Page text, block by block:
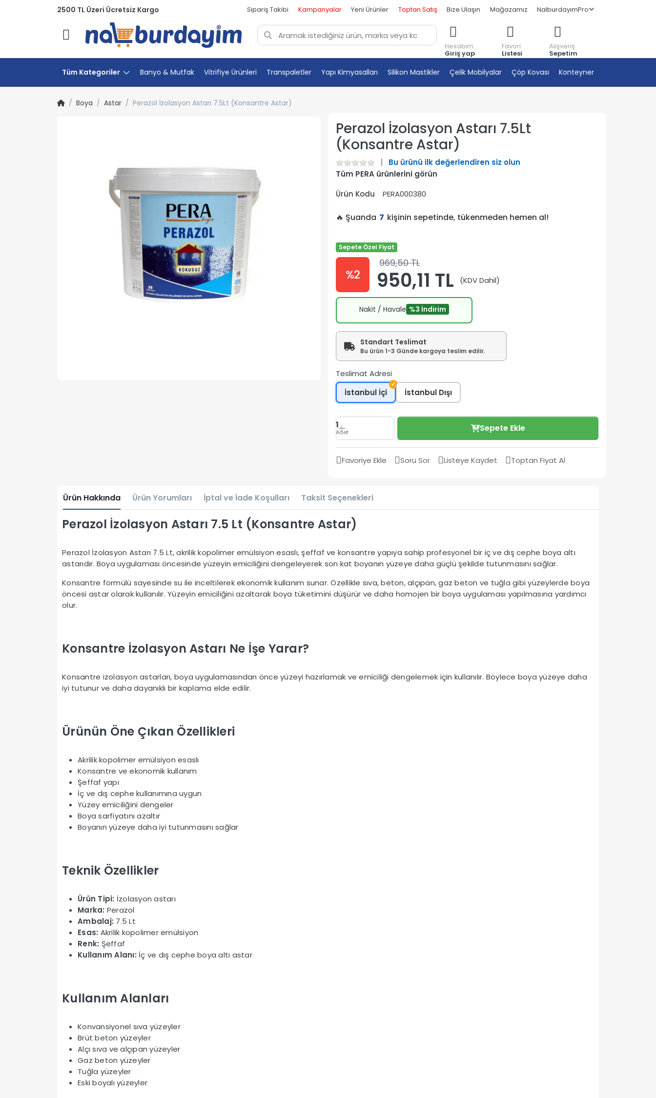
2500 TL Üzeri Ücretsiz Kargo Sipariş Takibi Kampanyalar Yeni Ürünler Toptan Satış Bize Ulaşın Mağazamız NalburdayımPro
Menü
Hesabım
Giriş yap
Favori
Listesi
Alışveriş
Sepetim
Tüm Kategoriler Banyo & Mutfak Vitrifiye Ürünleri Transpaletler Yapı Kimyasalları Silikon Mastikler Çelik Mobilyalar Çöp Kovası Konteyner
Boya Astar Perazol İzolasyon Astarı 7.5Lt (Konsantre Astar)
Perazol İzolasyon Astarı 7.5Lt
(Konsantre Astar)
Bu ürünü ilk değerlendiren siz olun
Tüm PERA ürünlerini görün
Ürün Kodu
PERA000380
🔥 Şuanda 7 kişinin sepetinde, tükenmeden hemen al!
Sepete Özel Fiyat
%2
969,50 TL
950,11 TL (KDV Dahil)
Nakit / Havale %3 İndirim
Standart Teslimat
Bu ürün 1-3 Günde kargoya teslim edilir.
Teslimat Adresi
İstanbul İçi
✓
İstanbul Dışı
1
Adet Sepete Ekle
Favoriye Ekle Soru Sor Listeye Kaydet Toptan Fiyat Al
Ürün Hakkında Ürün Yorumları İptal ve İade Koşulları Taksit Seçenekleri
Perazol İzolasyon Astarı 7.5 Lt (Konsantre Astar)
Perazol İzolasyon Astarı 7.5 Lt, akrilik kopolimer emülsiyon esaslı, şeffaf ve konsantre yapıya sahip profesyonel bir iç ve dış cephe boya altı
astarıdır. Boya uygulaması öncesinde yüzeyin emiciliğini dengeleyerek son kat boyanın yüzeye daha güçlü şekilde tutunmasını sağlar.
Konsantre formülü sayesinde su ile inceltilerek ekonomik kullanım sunar. Özellikle sıva, beton, alçıpan, gaz beton ve tuğla gibi yüzeylerde boya
öncesi astar olarak kullanılır. Yüzeyin emiciliğini azaltarak boya tüketimini düşürür ve daha homojen bir boya uygulaması yapılmasına yardımcı
olur.
Konsantre İzolasyon Astarı Ne İşe Yarar?
Konsantre izolasyon astarları, boya uygulamasından önce yüzeyi hazırlamak ve emiciliği dengelemek için kullanılır. Böylece boya yüzeye daha
iyi tutunur ve daha dayanıklı bir kaplama elde edilir.
Ürünün Öne Çıkan Özellikleri
Akrilik kopolimer emülsiyon esaslı
Konsantre ve ekonomik kullanım
Şeffaf yapı
İç ve dış cephe kullanımına uygun
Yüzey emiciliğini dengeler
Boya sarfiyatını azaltır
Boyanın yüzeye daha iyi tutunmasını sağlar
Teknik Özellikler
Ürün Tipi: İzolasyon astarı
Marka: Perazol
Ambalaj: 7.5 Lt
Esas: Akrilik kopolimer emülsiyon
Renk: Şeffaf
Kullanım Alanı: İç ve dış cephe boya altı astar
Kullanım Alanları
Konvansiyonel sıva yüzeyler
Brüt beton yüzeyler
Alçı sıva ve alçıpan yüzeyler
Gaz beton yüzeyler
Tuğla yüzeyler
Eski boyalı yüzeyler